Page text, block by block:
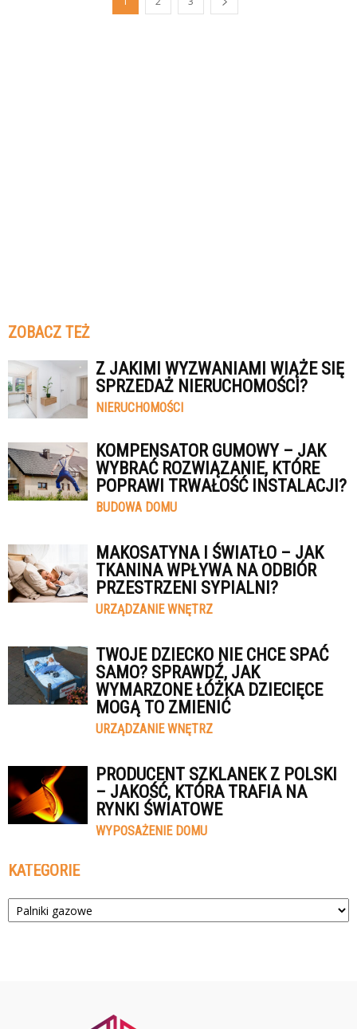
ZOBACZ TEŻ
Z JAKIMI WYZWANIAMI WIĄŻE SIĘ
SPRZEDAŻ NIERUCHOMOŚCI?
NIERUCHOMOŚCI
KOMPENSATOR GUMOWY – JAK
WYBRAĆ ROZWIĄZANIE, KTÓRE
POPRAWI TRWAŁOŚĆ INSTALACJI?
BUDOWA DOMU
MAKOSATYNA I ŚWIATŁO – JAK
TKANINA WPŁYWA NA ODBIÓR
PRZESTRZENI SYPIALNI?
URZĄDZANIE WNĘTRZ
TWOJE DZIECKO NIE CHCE SPAĆ
SAMO? SPRAWDŹ, JAK
WYMARZONE ŁÓŻKA DZIECIĘCE
MOGĄ TO ZMIENIĆ
URZĄDZANIE WNĘTRZ
PRODUCENT SZKLANEK Z POLSKI
– JAKOŚĆ, KTÓRA TRAFIA NA
RYNKI ŚWIATOWE
WYPOSAŻENIE DOMU
KATEGORIE
Kategorie